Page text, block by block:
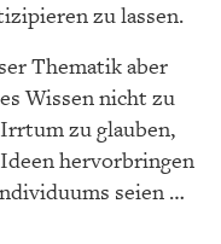
zu lassen.
Thematik aber
Wissen nicht zu
zu glauben,
hervorbringen
seien …